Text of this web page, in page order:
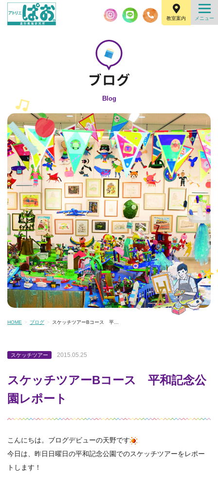
教室案内
Blog
HOME ブログ スケッチツアーBコース 平…
スケッチツアー 2015.05.25
スケッチツアーBコース 平和記念公
園レポート
こんにちは。ブログデビューの天野です
今日は、昨日日曜日の平和記念公園でのスケッチツアーをレポー
トします！